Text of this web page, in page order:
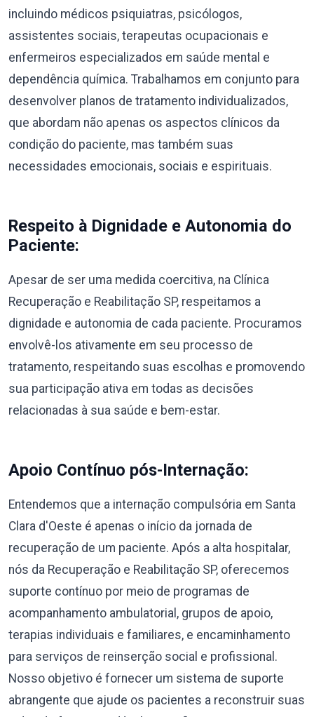
incluindo médicos psiquiatras, psicólogos,
assistentes sociais, terapeutas ocupacionais e
enfermeiros especializados em saúde mental e
dependência química. Trabalhamos em conjunto para
desenvolver planos de tratamento individualizados,
que abordam não apenas os aspectos clínicos da
condição do paciente, mas também suas
necessidades emocionais, sociais e espirituais.
Respeito à Dignidade e Autonomia do
Paciente:
Apesar de ser uma medida coercitiva, na Clínica
Recuperação e Reabilitação SP, respeitamos a
dignidade e autonomia de cada paciente. Procuramos
envolvê-los ativamente em seu processo de
tratamento, respeitando suas escolhas e promovendo
sua participação ativa em todas as decisões
relacionadas à sua saúde e bem-estar.
Apoio Contínuo pós-Internação:
Entendemos que a internação compulsória em Santa
Clara d'Oeste é apenas o início da jornada de
recuperação de um paciente. Após a alta hospitalar,
nós da Recuperação e Reabilitação SP, oferecemos
suporte contínuo por meio de programas de
acompanhamento ambulatorial, grupos de apoio,
terapias individuais e familiares, e encaminhamento
para serviços de reinserção social e profissional.
Nosso objetivo é fornecer um sistema de suporte
abrangente que ajude os pacientes a reconstruir suas